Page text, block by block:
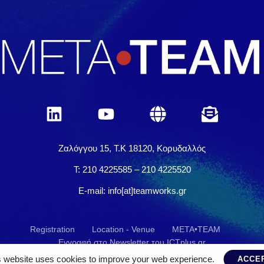
Ζαλόγγου 15, Τ.Κ 18120, Κορυδαλλός
Τ: 210 4225585 – 210 4225520
E-mail: info[at]teamworks.gr
Registration Location - Venue
ΜΕΤΑ•ΤΕΑΜ
Εγγραφή στο Newsletter του ICTplus.gr
website uses cookies to improve your web experience.